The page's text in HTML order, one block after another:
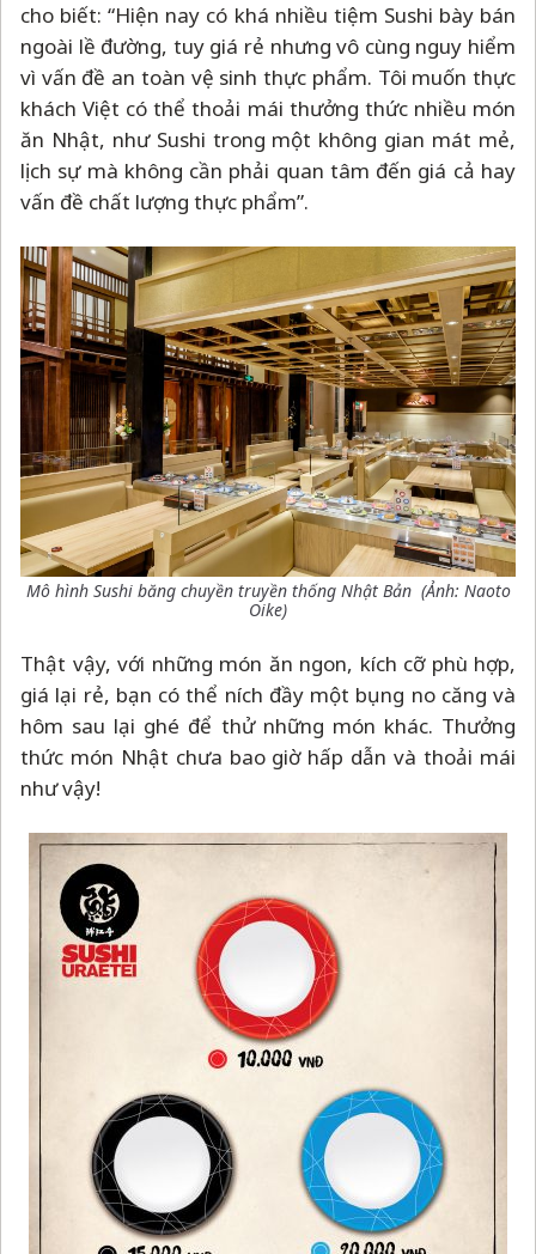
cho biết: “Hiện nay có khá nhiều tiệm Sushi bày bán
ngoài lề đường, tuy giá rẻ nhưng vô cùng nguy hiểm
vì vấn đề an toàn vệ sinh thực phẩm. Tôi muốn thực
khách Việt có thể thoải mái thưởng thức nhiều món
ăn Nhật, như Sushi trong một không gian mát mẻ,
lịch sự mà không cần phải quan tâm đến giá cả hay
vấn đề chất lượng thực phẩm”.
Mô hình Sushi băng chuyền truyền thống Nhật Bản (Ảnh: Naoto
Oike)
Thật vậy, với những món ăn ngon, kích cỡ phù hợp,
giá lại rẻ, bạn có thể ních đầy một bụng no căng và
hôm sau lại ghé để thử những món khác. Thưởng
thức món Nhật chưa bao giờ hấp dẫn và thoải mái
như vậy!